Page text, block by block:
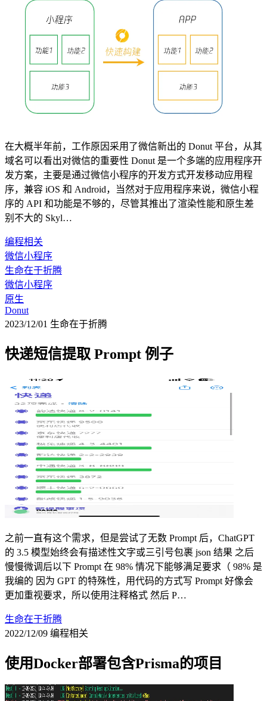
在大概半年前，工作原因采用了微信新出的 Donut 平台，从其
域名可以看出对微信的重要性 Donut 是一个多端的应用程序开
发方案，主要是通过微信小程序的开发方式开发移动应用程
序，兼容 iOS 和 Android，当然对于应用程序来说，微信小程
序的 API 和功能是不够的，尽管其推出了渲染性能和原生差
别不大的 Skyl…
编程相关
微信小程序
生命在于折腾
微信小程序
原生
Donut
2023/12/01 生命在于折腾
快递短信提取 Prompt 例子
之前一直有这个需求，但是尝试了无数 Prompt 后，ChatGPT
的 3.5 模型始终会有描述性文字或三引号包裹 json 结果 之后
慢慢微调后以下 Prompt 在 98% 情况下能够满足要求（ 98% 是
我编的 因为 GPT 的特殊性，用代码的方式写 Prompt 好像会
更加重视要求，所以使用注释格式 然后 P…
生命在于折腾
2022/12/09 编程相关
使用Docker部署包含Prisma的项目